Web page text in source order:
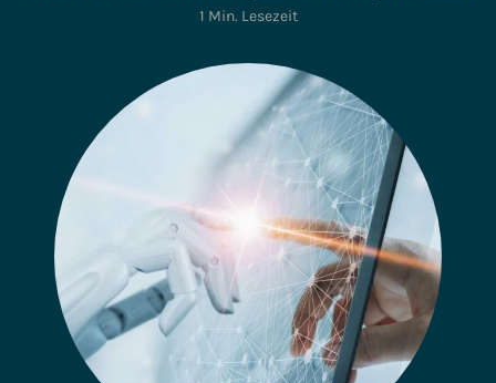
1 Min. Lesezeit